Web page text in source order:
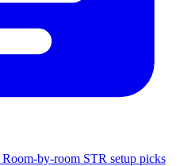
Room-by-room STR setup picks